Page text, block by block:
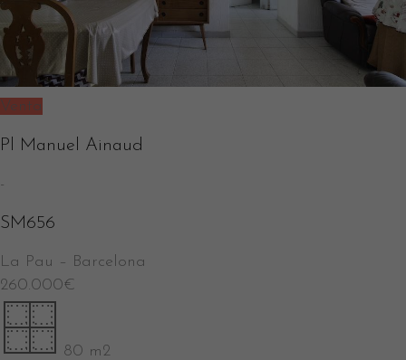
Venta
Pl Manuel Ainaud
-
SM656
La Pau – Barcelona
260.000€
80 m2